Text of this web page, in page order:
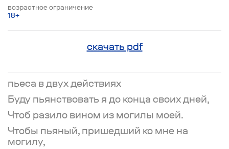
возрастное ограничение
18+
скачать pdf
пьеса в двух действиях
Буду пьянствовать я до конца своих дней,
Чтоб разило вином из могилы моей.
Чтобы пьяный, пришедший ко мне на
могилу,